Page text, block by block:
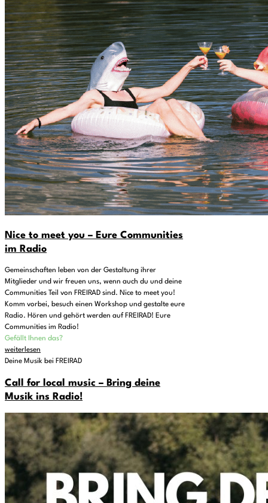
Nice to meet you – Eure Communities
im Radio
Gemeinschaften leben von der Gestaltung ihrer
Mitglieder und wir freuen uns, wenn auch du und deine
Communities Teil von FREIRAD sind. Nice to meet you!
Komm vorbei, besuch einen Workshop und gestalte eure
Radio. Hören und gehört werden auf FREIRAD! Eure
Communities im Radio!
Gefällt Ihnen das?
weiterlesen
Deine Musik bei FREIRAD
Call for local music – Bring deine
Musik ins Radio!